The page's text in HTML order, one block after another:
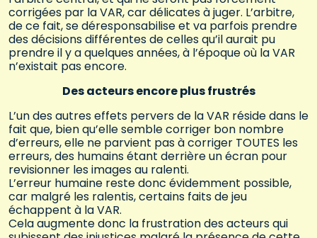
corrigées par la VAR, car délicates à juger. L’arbitre,
de ce fait, se déresponsabilise et va parfois prendre
des décisions différentes de celles qu’il aurait pu
prendre il y a quelques années, à l’époque où la VAR
n’existait pas encore.
Des acteurs encore plus frustrés
L’un des autres effets pervers de la VAR réside dans le
fait que, bien qu’elle semble corriger bon nombre
d’erreurs, elle ne parvient pas à corriger TOUTES les
erreurs, des humains étant derrière un écran pour
revisionner les images au ralenti.
L’erreur humaine reste donc évidemment possible,
car malgré les ralentis, certains faits de jeu
échappent à la VAR.
Cela augmente donc la frustration des acteurs qui